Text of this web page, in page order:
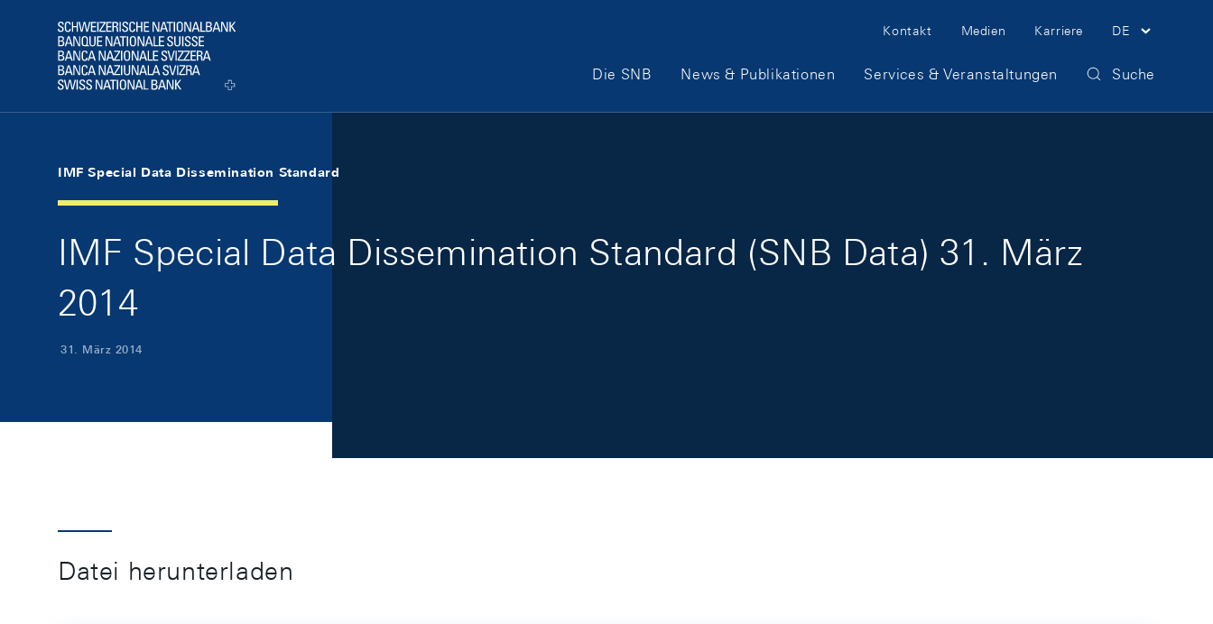
Logo
Meta Navigation
Kontakt Medien Karriere DE
Hauptnavigation
Die SNB News & Publikationen Services & Veranstaltungen Suche
IMF Special Data Dissemination Standard
IMF Special Data Dissemination Standard (SNB Data) 31. März
2014
31. März 2014
Datei herunterladen